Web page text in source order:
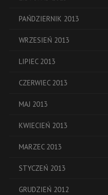
PAŃDZIERNIK 2013
WRZESIEŃ 2013
LIPIEC 2013
CZERWIEC 2013
MAJ 2013
KWIECIEŃ 2013
MARZEC 2013
STYCZEŃ 2013
GRUDZIEŃ 2012